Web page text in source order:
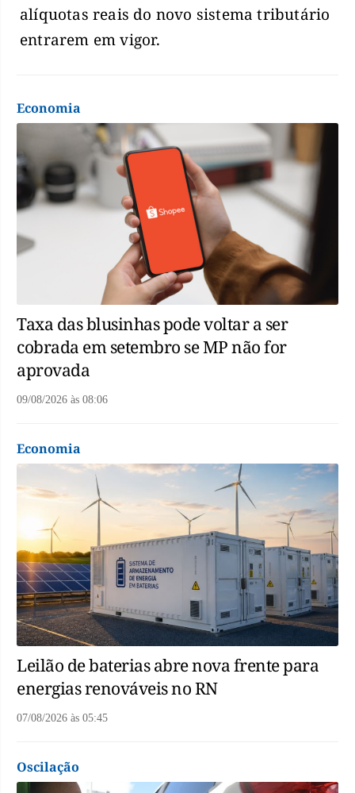
alíquotas reais do novo sistema tributário
entrarem em vigor.
Economia
Taxa das blusinhas pode voltar a ser
cobrada em setembro se MP não for
aprovada
09/08/2026 às 08:06
Economia
Leilão de baterias abre nova frente para
energias renováveis no RN
07/08/2026 às 05:45
Oscilação